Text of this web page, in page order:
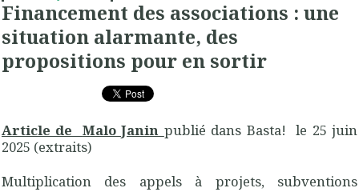
Financement des associations : une
situation alarmante, des
propositions pour en sortir
Article deMalo Janin publié dans Basta! le 25 juin
2025 (extraits)
Multiplication des appels à projets, subventions